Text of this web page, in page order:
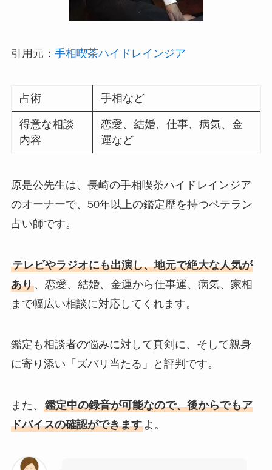
引用元： 手相喫茶ハイドレインジア
占術 手相など
得意な相談
内容
恋愛、結婚、仕事、病気、金
運など
原是公先生は、長崎の手相喫茶ハイドレインジア
のオーナーで、50年以上の鑑定歴を持つベテラン
占い師です。
テレビやラジオにも出演し、地元で絶大な人気が
あり、恋愛、結婚、金運から仕事運、病気、家相
まで幅広い相談に対応してくれます。
鑑定も相談者の悩みに対して真剣に、そして親身
に寄り添い「ズバリ当たる」と評判です。
また、 鑑定中の録音が可能なので、後からでもア
ドバイスの確認ができますよ。